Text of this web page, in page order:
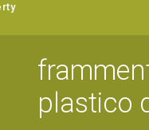
plastico